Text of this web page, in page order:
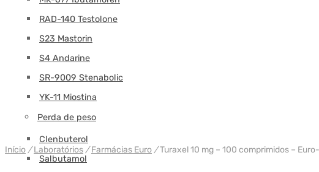
RAD-140 Testolone
S23 Mastorin
S4 Andarine
SR-9009 Stenabolic
YK-11 Miostina
Perda de peso
Clenbuterol
Salbutamol
Início / Laboratórios / Farmácias Euro /Turaxel 10 mg – 100 comprimidos –